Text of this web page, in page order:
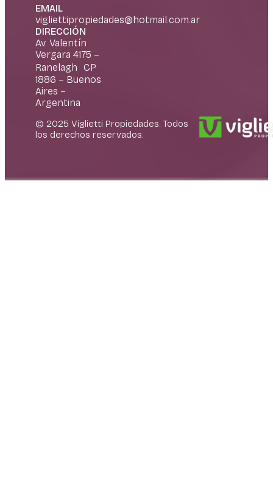
EMAIL
vigliettipropiedades@hotmail.com.ar
DIRECCIÓN
Av. Valentín
Vergara 4175 –
Ranelagh CP
1886 – Buenos
Aires –
Argentina
© 2025 Viglietti Propiedades. Todos
los derechos reservados.